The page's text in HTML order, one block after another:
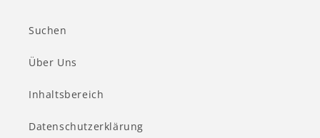
Suchen
Über Uns
Inhaltsbereich
Datenschutzerklärung